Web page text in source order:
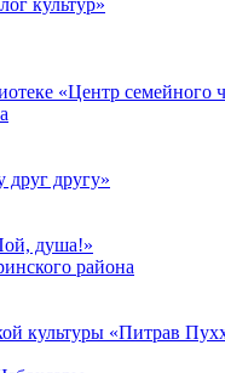
«Центр семейного
друг другу»
душа!»
района
культуры «Питрав